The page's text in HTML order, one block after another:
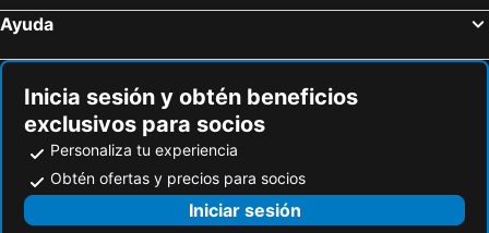
Ayuda
Inicia sesión y obtén beneficios
exclusivos para socios
Personaliza tu experiencia
Obtén ofertas y precios para socios
Iniciar sesión